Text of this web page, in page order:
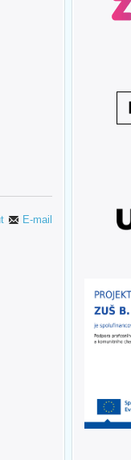
E-mail